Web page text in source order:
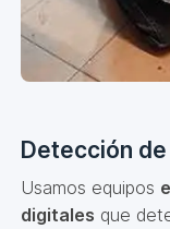
Detección
Usamos equipos
digitales que